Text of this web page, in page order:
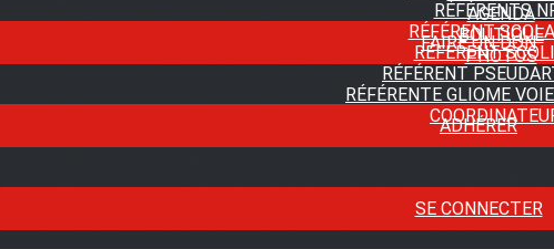
AGENDA
BOUTIQUE
PHOTOS
RÉFÉRENTS
RÉFÉRENT
RÉFÉRENT
RÉFÉRENT
RÉFÉRENTE GLIOME
FAIRE UN DON
ADHÉRER
SE CONNECTER